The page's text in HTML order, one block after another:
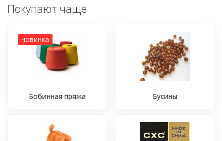
Покупают чаще
Бобинная пряжа
новинка
Бусины